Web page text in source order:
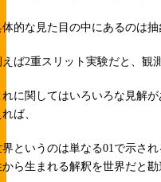
体的な見た目の中にあるのは
えば2重スリット実験だと、観
れに関してはいろいろな見解
ば、
界というのは単なる01で示さ
から生まれる解釈を世界だと